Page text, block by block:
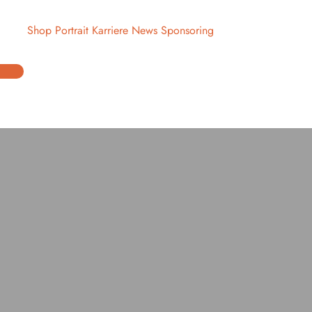
Shop Portrait Karriere News Sponsoring